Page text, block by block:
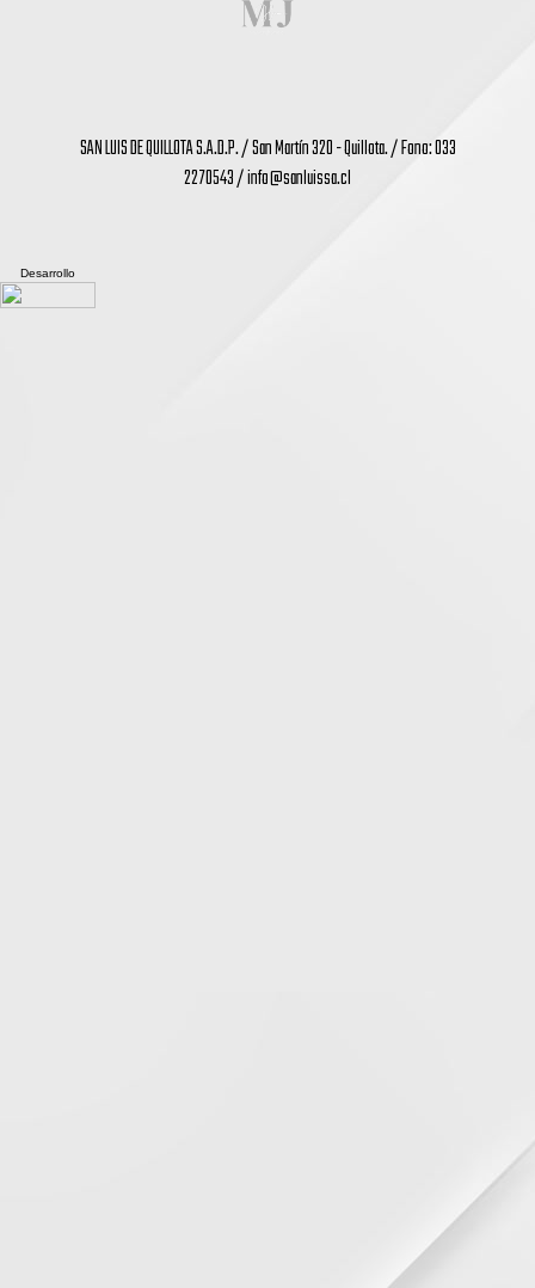
SAN LUIS DE QUILLOTA S.A.D.P. / San Martín 320 - Quillota. / Fono: 033
2270543 /info@sanluissa.cl
Desarrollo